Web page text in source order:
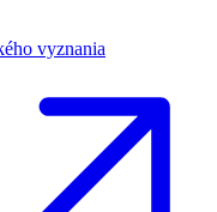
vyznania